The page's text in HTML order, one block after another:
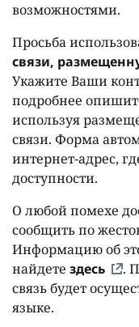
возможностями.
Просьба
связи,
Укажите Ваши
подробнее
используя
связи. Форма
интернет-адрес,
доступности.
О любой помехе
сообщить по
Информацию об
найдете здесь
.
связь будет
языке.